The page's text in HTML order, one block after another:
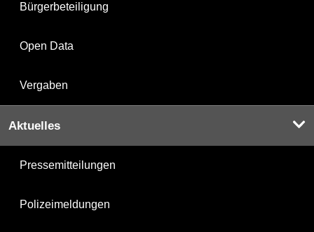
Bürgerbeteiligung
Open Data
Vergaben
Aktuelles
Pressemitteilungen
Polizeimeldungen